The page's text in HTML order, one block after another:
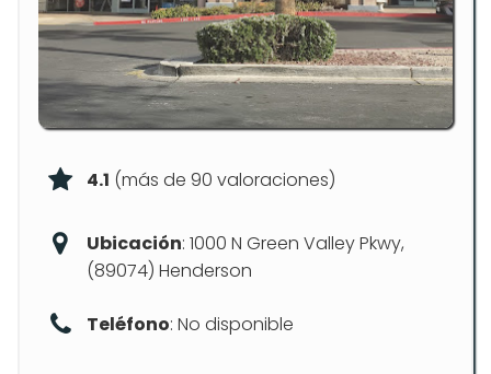
4.1 (más de 90 valoraciones)
Ubicación: 1000 N Green Valley Pkwy,
(89074) Henderson
Teléfono: No disponible